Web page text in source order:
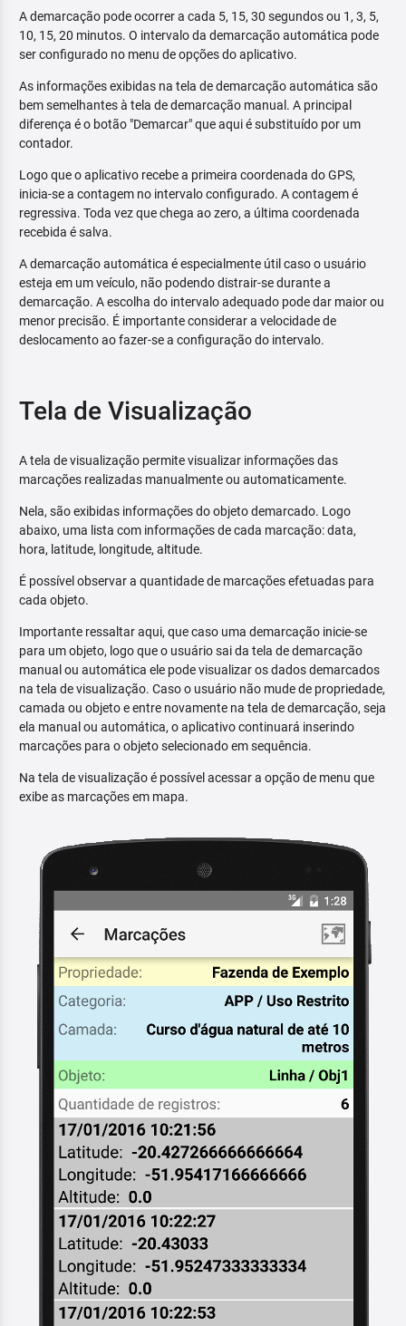
A demarcação pode ocorrer a cada 5, 15, 30 segundos ou 1, 3, 5,
10, 15, 20 minutos. O intervalo da demarcação automática pode
ser configurado no menu de opções do aplicativo.
As informações exibidas na tela de demarcação automática são
bem semelhantes à tela de demarcação manual. A principal
diferença é o botão "Demarcar" que aqui é substituído por um
contador.
Logo que o aplicativo recebe a primeira coordenada do GPS,
inicia-se a contagem no intervalo configurado. A contagem é
regressiva. Toda vez que chega ao zero, a última coordenada
recebida é salva.
A demarcação automática é especialmente útil caso o usuário
esteja em um veículo, não podendo distrair-se durante a
demarcação. A escolha do intervalo adequado pode dar maior ou
menor precisão. É importante considerar a velocidade de
deslocamento ao fazer-se a configuração do intervalo.
Tela de Visualização
A tela de visualização permite visualizar informações das
marcações realizadas manualmente ou automaticamente.
Nela, são exibidas informações do objeto demarcado. Logo
abaixo, uma lista com informações de cada marcação: data,
hora, latitude, longitude, altitude.
É possível observar a quantidade de marcações efetuadas para
cada objeto.
Importante ressaltar aqui, que caso uma demarcação inicie-se
para um objeto, logo que o usuário sai da tela de demarcação
manual ou automática ele pode visualizar os dados demarcados
na tela de visualização. Caso o usuário não mude de propriedade,
camada ou objeto e entre novamente na tela de demarcação, seja
ela manual ou automática, o aplicativo continuará inserindo
marcações para o objeto selecionado em sequência.
Na tela de visualização é possível acessar a opção de menu que
exibe as marcações em mapa.